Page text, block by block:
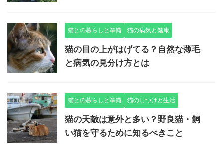
猫との暮らしと準備 猫の病気と健康
猫の目の上がはげてる？自然な薄毛
と病気の見分け方とは
猫との暮らしと準備 猫のしつけと生活
猫の天敵は意外と多い？野良猫・飼
い猫を守るために知るべきこと